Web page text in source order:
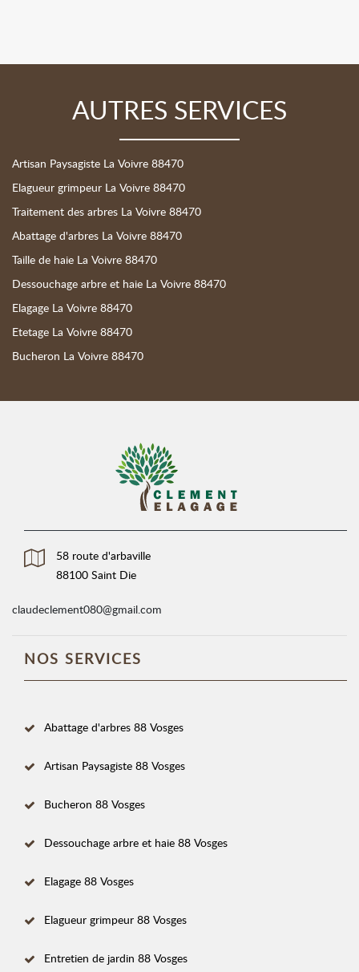
AUTRES SERVICES
Artisan Paysagiste La Voivre 88470
Elagueur grimpeur La Voivre 88470
Traitement des arbres La Voivre 88470
Abattage d'arbres La Voivre 88470
Taille de haie La Voivre 88470
Dessouchage arbre et haie La Voivre 88470
Elagage La Voivre 88470
Etetage La Voivre 88470
Bucheron La Voivre 88470
58 route d'arbaville
88100 Saint Die
claudeclement080@gmail.com
NOS SERVICES
Abattage d'arbres 88 Vosges
Artisan Paysagiste 88 Vosges
Bucheron 88 Vosges
Dessouchage arbre et haie 88 Vosges
Elagage 88 Vosges
Elagueur grimpeur 88 Vosges
Entretien de jardin 88 Vosges